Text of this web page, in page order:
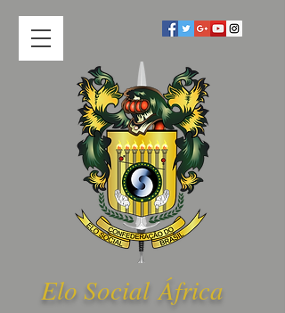
Elo Social África